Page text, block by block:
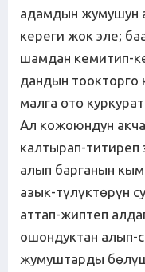
адамдын жумушун
кереги жок эле;
шамдан кемитип-
дандын тоокторго
малга өтө
Ал кожоюндун
калтырап-титиреп
алып барганын
азык-түлүктөрүн
аттап-жиптеп
ошондуктан алып-
жумуштарды